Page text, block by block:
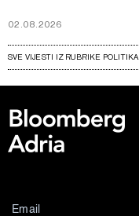
02.08.2026
SVE VIJESTI IZ RUBRIKE POLITIKA